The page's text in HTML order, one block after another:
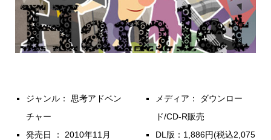
ジャンル： 思考アドベン
チャー
発売日 ： 2010年11月
メディア： ダウンロー
ド/CD-R販売
DL版：1,886円(税込2,075